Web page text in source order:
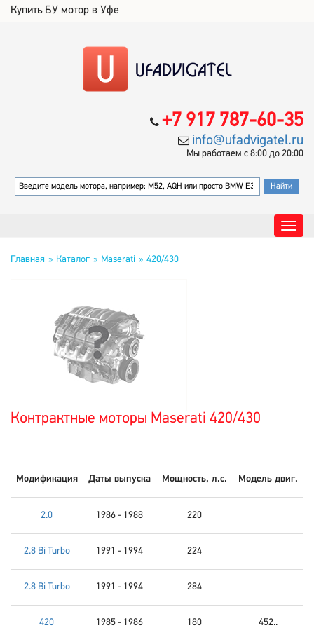
Купить БУ мотор в Уфе
+7 917 787-60-35
info@ufadvigatel.ru
Мы работаем с 8:00 до 20:00
Главная Каталог Maserati 420/430
Контрактные моторы Maserati 420/430
Модификация Даты выпуска Мощность, л.с. Модель двиг.
2.0 1986 - 1988 220
2.8 Bi Turbo 1991 - 1994 224
2.8 Bi Turbo 1991 - 1994 284
420 1985 - 1986 180 452..